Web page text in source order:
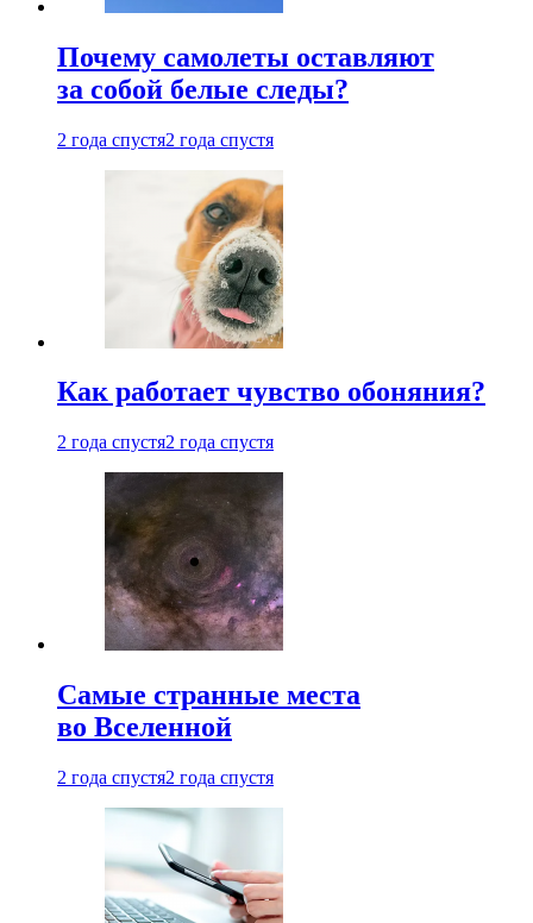
Почему самолеты оставляют
за собой белые следы?
2 года спустя2 года спустя
Как работает чувство обоняния?
2 года спустя2 года спустя
Самые странные места
во Вселенной
2 года спустя2 года спустя